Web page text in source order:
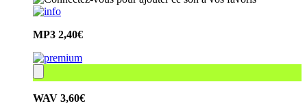
MP3 2,40€
WAV 3,60€